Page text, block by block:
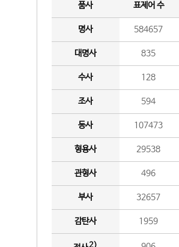
품사 표제어 수
명사 584657
대명사 835
수사 128
조사 594
동사 107473
형용사 29538
관형사 496
부사 32657
감탄사 1959